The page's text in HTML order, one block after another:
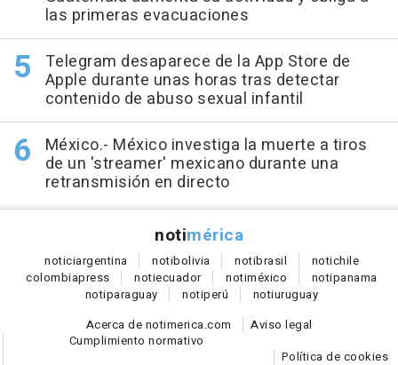
las primeras evacuaciones
Telegram desaparece de la App Store de
Apple durante unas horas tras detectar
contenido de abuso sexual infantil
México.- México investiga la muerte a tiros
de un 'streamer' mexicano durante una
retransmisión en directo
notimérica
noticiargentina notibolivia notibrasil notichile
colombiapress notiecuador notiméxico notipanama
notiparaguay notiperú notiuruguay
Acerca de notimerica.com
Aviso legal
Cumplimiento normativo
Política de cookies